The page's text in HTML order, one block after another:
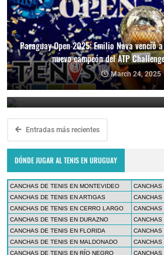
Paraguay Open 2025: Emilio Nava venció
nuevo campeón del ATP
March 24, 2025
Paraguay Open 2025: Thiago Monteiro
en el ATP Challenger de
March 23, 2025
Entradas más recientes
DÓNDE JUGAR AL TENIS EN URUGUAY
CANCHAS DE TENIS EN MONTEVIDEO
CANCHAS
CANCHAS DE TENIS EN ARTIGAS
CANCHAS DE TENIS EN CERRO LARGO
CANCHAS DE TENIS EN DURAZNO
CANCHAS DE TENIS EN FLORIDA
CANCHAS DE TENIS EN MALDONADO
CANCHAS
CANCHAS DE TENIS EN RÍO NEGRO